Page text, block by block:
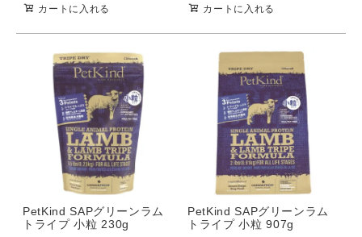
カートに入れる
カートに入れる
PetKind SAPグリーンラム
トライプ 小粒 230g
PetKind SAPグリーンラム
トライプ 小粒 907g